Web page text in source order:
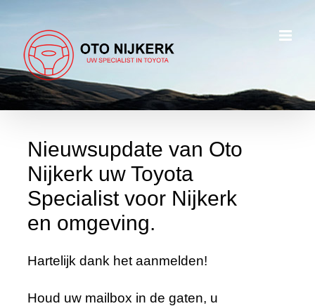
inhoud
Nieuwsupdate van Oto
Nijkerk uw Toyota
Specialist voor Nijkerk
en omgeving.
Hartelijk dank het aanmelden!
Houd uw mailbox in de gaten, u